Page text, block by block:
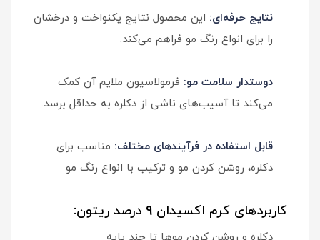
نتایج حرفه‌ای: این محصول نتایج یکنواخت و درخشان
را برای انواع رنگ مو فراهم می‌کند.
دوستدار سلامت مو: فرمولاسیون ملایم آن کمک
می‌کند تا آسیب‌های ناشی از دکلره به حداقل برسد.
قابل استفاده در فرآیندهای مختلف: مناسب برای
دکلره، روشن کردن مو و ترکیب با انواع رنگ مو
کاربردهای کرم اکسیدان 9 درصد ریتون: